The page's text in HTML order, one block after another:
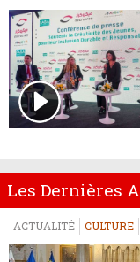
Les Dernières
ACTUALITÉ CULTURE